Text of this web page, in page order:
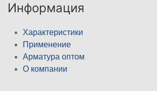
Информация
Характеристики
Применение
Арматура оптом
О компании